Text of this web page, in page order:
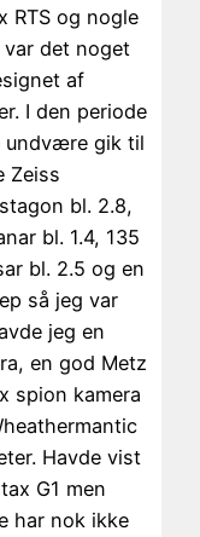
RTS og nogle
var det noget
af
I den periode
undvære gik til
Zeiss
bl. 2.8,
bl. 1.4, 135
bl. 2.5 og en
så jeg var
jeg en
en god Metz
spion kamera
Havde vist
G1 men
har nok ikke